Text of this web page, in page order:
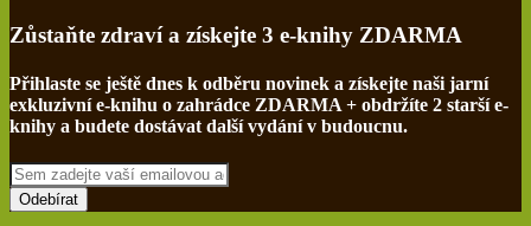
Zůstaňte zdraví a získejte 3 e-knihy ZDARMA
Přihlaste se ještě dnes k odběru novinek a získejte naši jarní
exkluzivní e-knihu o zahrádce ZDARMA + obdržíte 2 starší e-
knihy a budete dostávat další vydání v budoucnu.
Sem
zadejte
vaší